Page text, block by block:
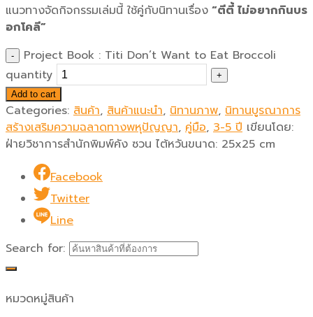
แนวทางจัดกิจกรรมเล่มนี้ ใช้คู่กับนิทานเรื่อง “ตีตี้ ไม่อยากกินบร
อกโคลี”
Project Book : Titi Don’t Want to Eat Broccoli
quantity
Add to cart
Categories: สินค้า, สินค้าแนะนำ, นิทานภาพ, นิทานบูรณาการ
สร้างเสริมความฉลาดทางพหุปัญญา, คู่มือ, 3-5 ปี เขียนโดย:
ฝ่ายวิชาการสำนักพิมพ์คัง ซวน ไต้หวันขนาด: 25x25 cm
Facebook
Twitter
Line
Search for:
หมวดหมู่สินค้า